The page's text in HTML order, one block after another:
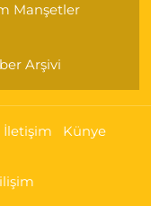
Manşetler
Arşivi
İletişim Künye